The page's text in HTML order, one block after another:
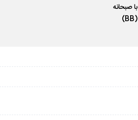
با صبحانه
(BB)